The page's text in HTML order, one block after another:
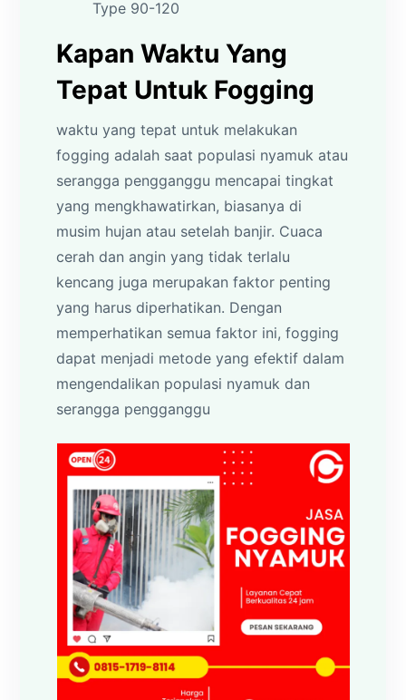
Type 90-120
Kapan Waktu Yang
Tepat Untuk Fogging
waktu yang tepat untuk melakukan
fogging adalah saat populasi nyamuk atau
serangga pengganggu mencapai tingkat
yang mengkhawatirkan, biasanya di
musim hujan atau setelah banjir. Cuaca
cerah dan angin yang tidak terlalu
kencang juga merupakan faktor penting
yang harus diperhatikan. Dengan
memperhatikan semua faktor ini, fogging
dapat menjadi metode yang efektif dalam
mengendalikan populasi nyamuk dan
serangga pengganggu